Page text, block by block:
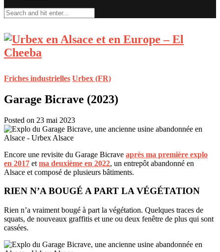
Friches industrielles Urbex (FR)
Garage Bicrave (2023)
Posted on 23 mai 2023
Encore une revisite du Garage Bicrave après ma première explo
en 2017 et ma deuxième en 2022, un entrepôt abandonné en
Alsace et composé de plusieurs bâtiments.
RIEN N’A BOUGÉ A PART LA VÉGÉTATION
Rien n’a vraiment bougé à part la végétation. Quelques traces de
squats, de nouveaux graffitis et une ou deux fenêtre de plus qui sont
cassées.